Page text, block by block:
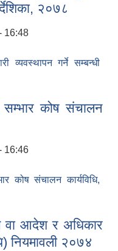
२०७८
16:48
व्यवस्थापन गर्ने सम्बन्धी
२०७८
सम्भार कोष संचालन
16:46
कोष संचालन कार्यविधि,
वा आदेश र अधिकार
नियमावली २०७४